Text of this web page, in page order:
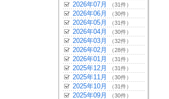
2026年07月 （31件）
2026年06月 （30件）
2026年05月 （31件）
2026年04月 （30件）
2026年03月 （32件）
2026年02月 （28件）
2026年01月 （31件）
2025年12月 （31件）
2025年11月 （30件）
2025年10月 （31件）
2025年09月 （30件）